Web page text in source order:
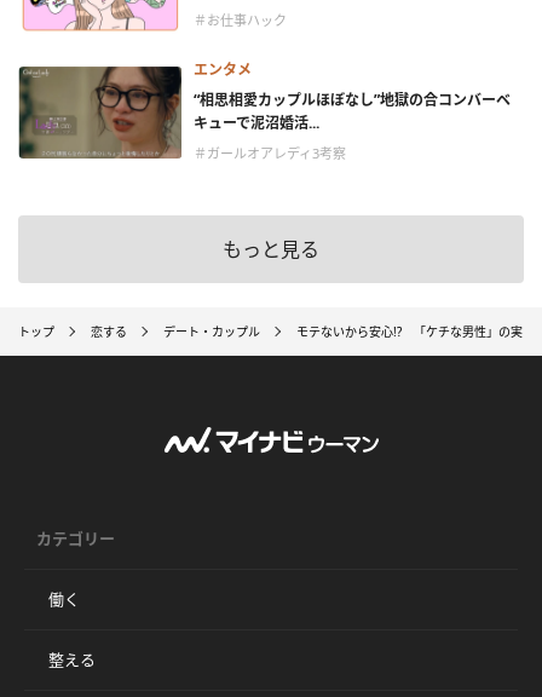
＃お仕事ハック
エンタメ
“相思相愛カップルほぼなし”地獄の合コンバーベ
キューで泥沼婚活...
＃ガールオアレディ3考察
もっと見る
トップ 恋する デート・カップル モテないから安心!? 「ケチな男性」の実は
カテゴリー
働く
整える